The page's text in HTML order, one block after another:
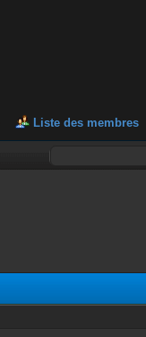
Liste des membres